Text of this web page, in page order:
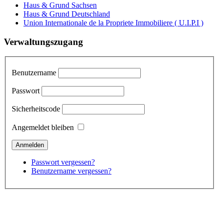
Haus & Grund Sachsen
Haus & Grund Deutschland
Union Internationale de la Propriete Immobiliere ( U.I.P.I )
Verwaltungszugang
Benutzername
Passwort
Sicherheitscode
Angemeldet bleiben
Passwort vergessen?
Benutzername vergessen?